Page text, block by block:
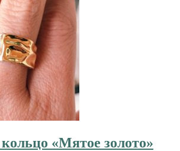
«Мятое золото»